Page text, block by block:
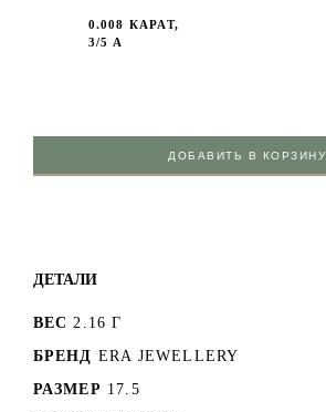
0.008 КАРАТ,
3/5 А
ДОБАВИТЬ В КОРЗИНУ
ДЕТАЛИ
ВЕС 2.16 Г
БРЕНД ERA JEWELLERY
РАЗМЕР 17.5